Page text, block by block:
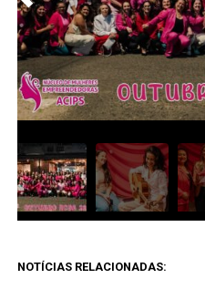
NOTÍCIAS RELACIONADAS: